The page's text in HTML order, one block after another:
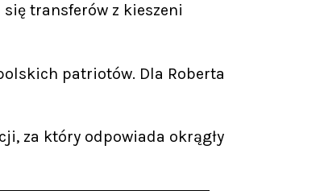
transferów z kieszeni
patriotów. Dla Roberta
za który odpowiada okrągły